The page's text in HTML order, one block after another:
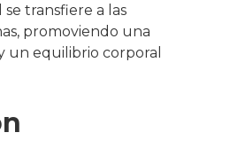
transfiere a las
promoviendo una
un equilibrio corporal